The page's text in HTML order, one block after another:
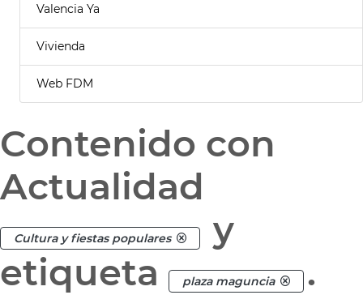
Valencia Ya
Vivienda
Web FDM
Contenido con
Actualidad
Cultura y fiestas populares
y
etiqueta
plaza maguncia .